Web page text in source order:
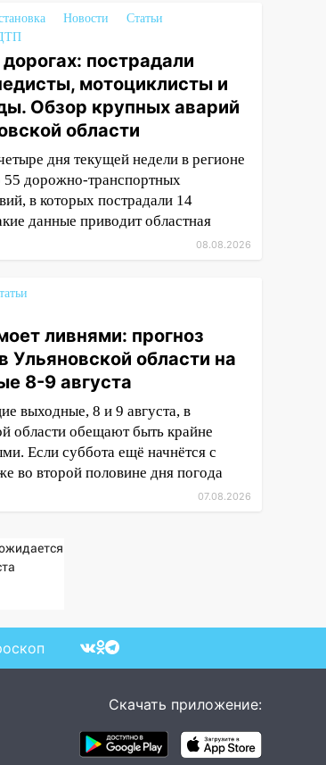
Новости
Статьи
пострадали
мотоциклисты и
Обзор крупных аварий
области
дня текущей недели в регионе
дорожно-транспортных
в которых пострадали 14
данные приводит областная
08.08.2026
ливнями: прогноз
Ульяновской области на
8-9 августа
выходные, 8 и 9 августа, в
области обещают быть крайне
Если суббота ещё начнётся с
во второй половине дня погода
07.08.2026
Скачать приложение: